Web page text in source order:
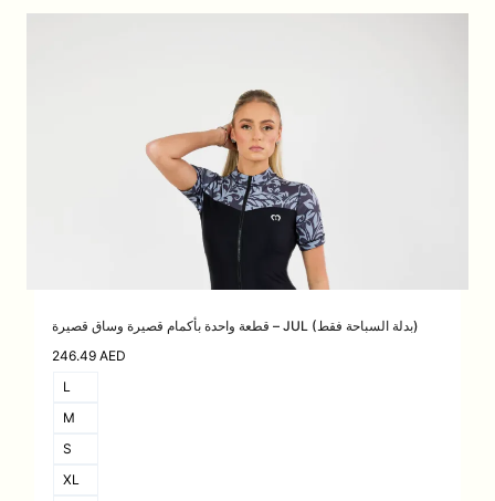
قطعة واحدة بأكمام قصيرة وساق قصيرة – JUL (بدلة السباحة فقط)
246.49 AED
L
M
S
XL